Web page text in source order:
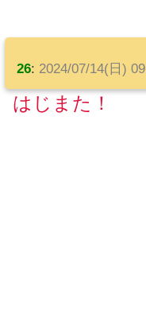
26: 2024/07/14(日)
はじまた！